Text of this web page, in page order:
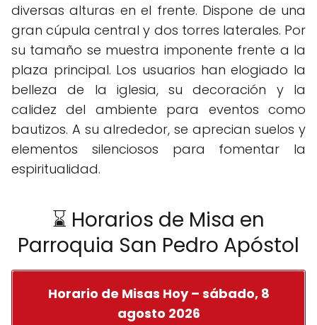
diversas alturas en el frente. Dispone de una
gran cúpula central y dos torres laterales. Por
su tamaño se muestra imponente frente a la
plaza principal. Los usuarios han elogiado la
belleza de la iglesia, su decoración y la
calidez del ambiente para eventos como
bautizos. A su alrededor, se aprecian suelos y
elementos silenciosos para fomentar la
espiritualidad.
⌛ Horarios de Misa en
Parroquia San Pedro Apóstol
Horario de Misas Hoy – sábado, 8
agosto 2026